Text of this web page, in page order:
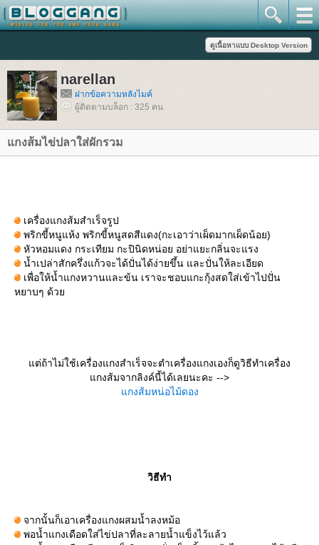
narellan
ฝากข้อความหลังไมค์
ผู้ติดตามบล็อก : 325 คน
กงส้มไข่ปลาใส่ผักรวม
เครื่องแกงส้มสำเร็จรูป
พริกขี้หนูแห้ง พริกขี้หนูสดสีแดง(กะเอาว่าเผ็ดมากเผ็ดน้อย)
หัวหอมแดง กระเทียม กะปินิดหน่อย อย่าแยะกลิ่นจะแรง
น้ำเปล่าสักครึ่งแก้วจะได้ปั่นได้ง่ายขึ้น และปั่นให้ละเอียด
เพื่อให้น้ำแกงหวานและข้น เราจะชอบแกะกุ้งสดใส่เข้าไปปั่น
หยาบๆ ด้ว
ต่ถ้าไม่ใช้เครื่องแกงสำเร็จจะตำเครื่องแกงเองก็ดูวิธีทำเครื่อง
กงส้มจากลิงค์นี้ได้เลยนะคะ -->
กงส้มหน่อไม้ดอง
วิธีทำ
จากนั้นก็เอาเครื่องแกงผสมน้ำลงหม้อ
พอน้ำแกงเดือดใส่ไข่ปลาที่ละลายน้ำแข็งไว้แล้ว